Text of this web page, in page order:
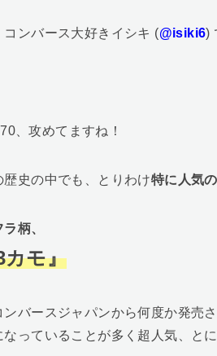
コンバース大好きイシキ (@isiki6)
、攻めてますね！
歴史の中でも、とりわけ特に人気
柄、
カモ』
ンバースジャパンから何度か発売
なっていることが多く超人気、と